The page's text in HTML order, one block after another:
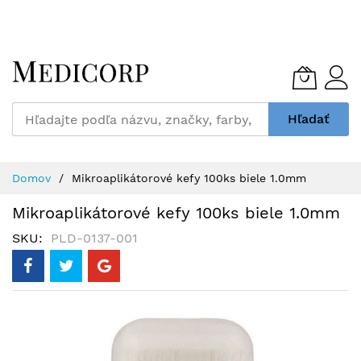
to
Content
Hľadať
Domov Mikroaplikátorové kefy 100ks biele 1.0mm
Mikroaplikátorové kefy 100ks biele 1.0mm
SKU PLD-0137-001